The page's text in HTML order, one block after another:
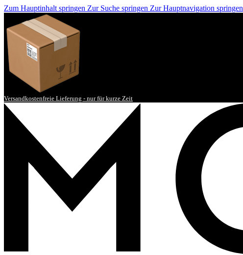
Zum Hauptinhalt springen Zur Suche springen Zur Hauptnavigation springen
Versandkostenfreie Lieferung - nur für kurze Zeit